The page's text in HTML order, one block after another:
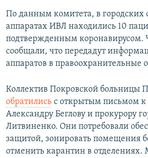
По данным комитета, в городских
аппаратах ИВЛ находились 10
подтвержденным коронавирусом.
сообщали, что передадут
аппаратов в правоохранительные
Коллектив Покровской больницы
обратились с открытым письмом к
Александру Беглову и прокурору
Литвиненко. Они потребовали
защитой, зонировать помещения
отменить карантин в отделениях.